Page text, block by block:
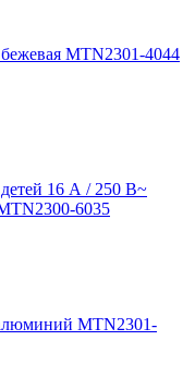
MTN2301-4044
детей 16 А / 250 В~
6035
MTN2301-